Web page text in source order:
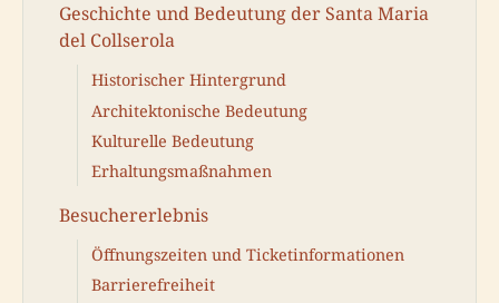
Geschichte und Bedeutung der Santa Maria
del Collserola
Historischer Hintergrund
Architektonische Bedeutung
Kulturelle Bedeutung
Erhaltungsmaßnahmen
Besuchererlebnis
Öffnungszeiten und Ticketinformationen
Barrierefreiheit